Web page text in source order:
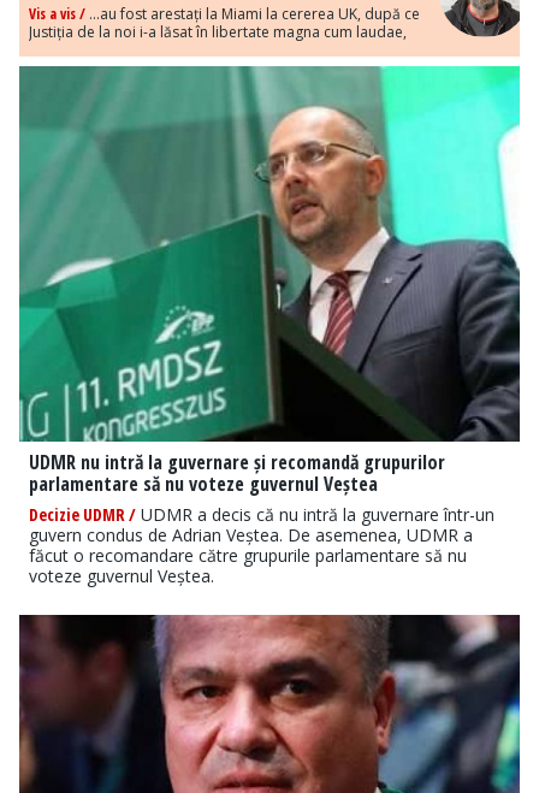
Vis a vis / ...au fost arestați la Miami la cererea UK, după ce
Justiția de la noi i-a lăsat în libertate magna cum laudae,
UDMR nu intră la guvernare și recomandă grupurilor
parlamentare să nu voteze guvernul Veștea
Decizie UDMR / UDMR a decis că nu intră la guvernare într-un
guvern condus de Adrian Veștea. De asemenea, UDMR a
făcut o recomandare către grupurile parlamentare să nu
voteze guvernul Veștea.